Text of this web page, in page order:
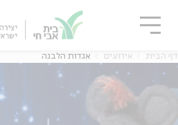
דף הבית אירועים אגדות הלבנה
סגור